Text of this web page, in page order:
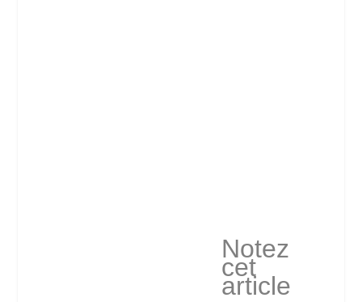
Notez
cet
article